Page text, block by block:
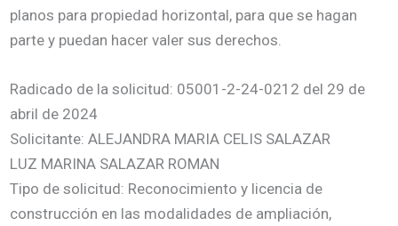
planos para propiedad horizontal, para que se hagan
parte y puedan hacer valer sus derechos.
Radicado de la solicitud: 05001-2-24-0212 del 29 de
abril de 2024
Solicitante: ALEJANDRA MARIA CELIS SALAZAR
LUZ MARINA SALAZAR ROMAN
Tipo de solicitud: Reconocimiento y licencia de
construcción en las modalidades de ampliación,